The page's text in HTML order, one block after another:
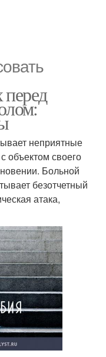
перед
неприятные
объектом своего
Больной
безотчетный
атака,